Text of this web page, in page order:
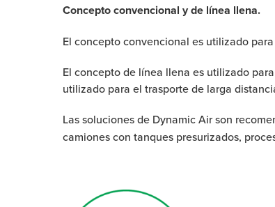
Concepto convencional y de línea llena.
El concepto convencional es utilizado
El concepto de línea llena es utilizado
utilizado para el trasporte de larga
Las soluciones de Dynamic Air son
camiones con tanques presurizados,